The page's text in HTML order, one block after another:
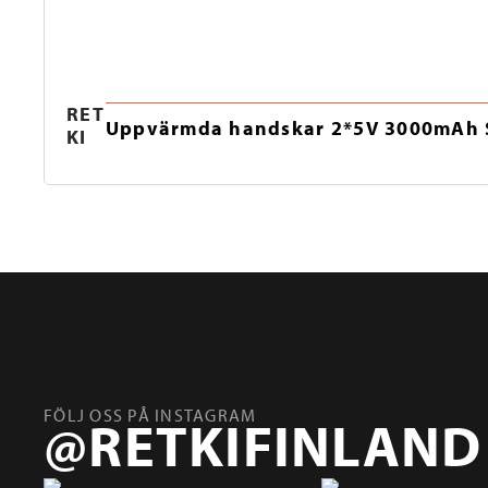
RET
KI
Uppvärmda handskar 2*5V 3000mAh
FÖLJ OSS PÅ INSTAGRAM
@RETKIFINLAND